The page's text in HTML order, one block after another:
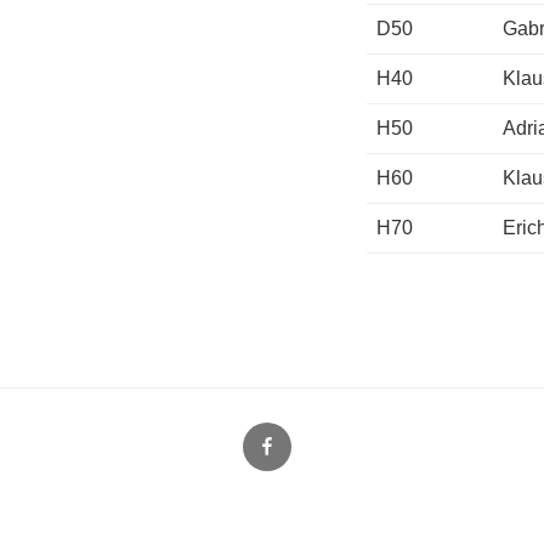
D50
H40
H50
H60
H70
Facebook